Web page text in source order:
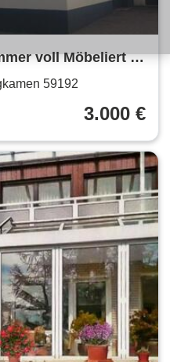
voll Möbeliert zu
59192
3.000 €